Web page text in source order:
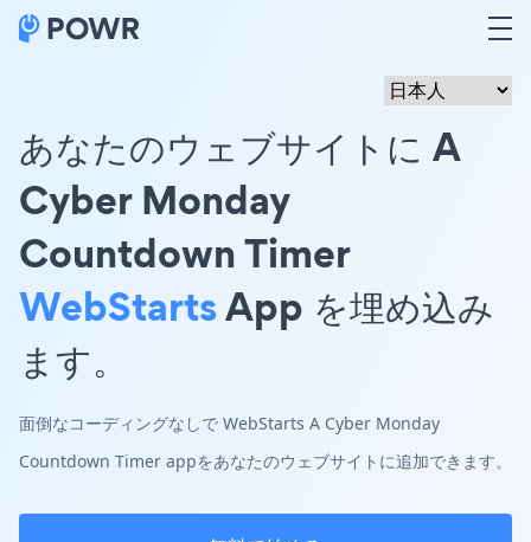
あなたのウェブサイトに A
Cyber Monday
Countdown Timer
WebStartsApp を埋め込み
ます。
面倒なコーディングなしで WebStarts A Cyber Monday
Countdown Timer appをあなたのウェブサイトに追加できます。